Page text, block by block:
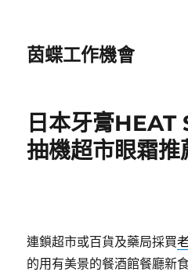
茵蝶工作機會
日本牙膏HEAT
抽機超市眼霜
連鎖超市或百貨及藥局採買
的用有美景的餐酒館餐廳新